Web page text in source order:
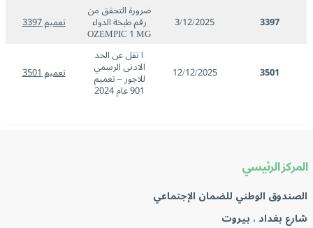
3397
3/12/2025
ضرورة التحقق من
رقم طبخة الدواء
OZEMPIC 1 MG
تعميم 3397
3501
12/12/2025
ا تقل عن الحد
الادنى الرسمي
للاجور – تعميم
901 عام 2024
تعميم 3501
المركز الرئيسي
الصندوق الوطني للضمان الإجتماعي
شارع بغداد ، بيروت